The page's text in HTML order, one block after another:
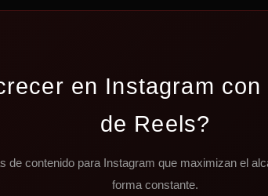
en Instagram
de Reels?
de contenido para Instagram que maximizan el
forma constante.